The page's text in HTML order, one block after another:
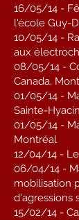
16/05/14 -
l'école Guy-
10/05/14 -
aux
08/05/14 -
Canada,
01/05/14 -
Sainte-
01/05/14 -
Montréal
12/04/14 -
06/04/14 -
mobilisation
d'agressions
15/02/14 -